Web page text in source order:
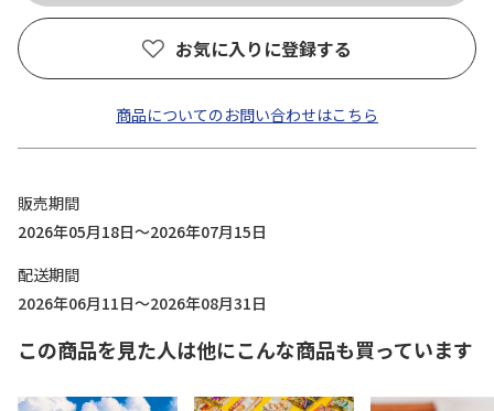
お気に入りに登録する
商品についてのお問い合わせはこちら
販売期間
2026年05月18日～2026年07月15日
配送期間
2026年06月11日～2026年08月31日
この商品を見た人は他にこんな商品も買っています